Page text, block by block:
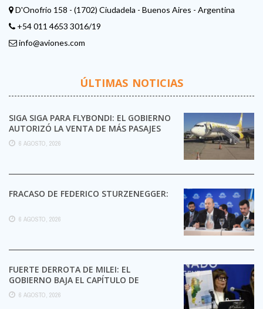
D'Onofrio 158 - (1702) Ciudadela - Buenos Aires - Argentina
+54 011 4653 3016/19
info@aviones.com
ÚLTIMAS NOTICIAS
SIGA SIGA PARA FLYBONDI: EL GOBIERNO
AUTORIZÓ LA VENTA DE MÁS PASAJES
6 AGOSTO, 2026
FRACASO DE FEDERICO STURZENEGGER:
6 AGOSTO, 2026
FUERTE DERROTA DE MILEI: EL
GOBIERNO BAJA EL CAPÍTULO DE
EXTRANJERIZACIÓN DE TIERRAS
6 AGOSTO, 2026